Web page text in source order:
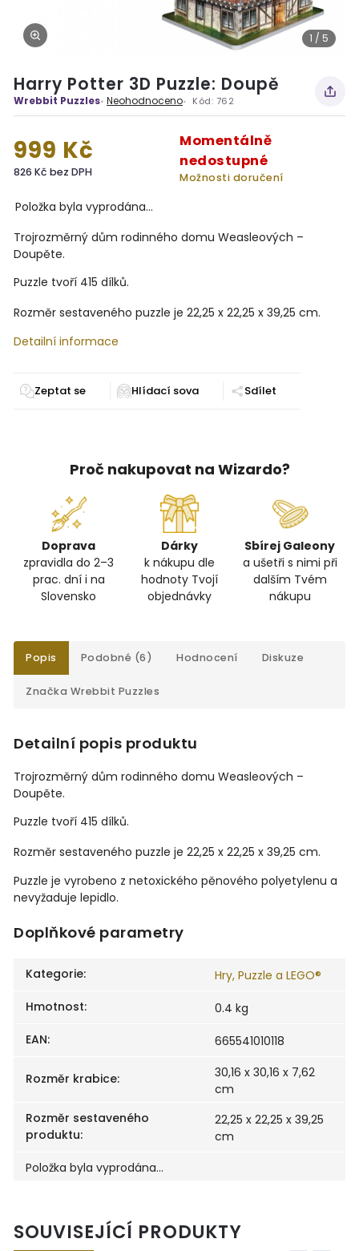
1 / 5
Harry Potter 3D Puzzle: Doupě
Wrebbit Puzzles Neohodnoceno Kód: 762
999 Kč
826 Kč bez DPH
Momentálně
nedostupné
Možnosti doručení
Položka byla vyprodána…
Trojrozměrný dům rodinného domu Weasleových –
Doupěte.
Puzzle tvoří 415 dílků.
Rozměr sestaveného puzzle je 22,25 x 22,25 x 39,25 cm.
Detailní informace
Zeptat se Sdílet
Proč nakupovat na Wizardo?
Doprava
zpravidla do 2–3
prac. dní i na
Slovensko
Dárky
k nákupu dle
hodnoty Tvojí
objednávky
Sbírej Galeony
a ušetři s nimi při
dalším Tvém
nákupu
Popis Podobné (6) Hodnocení Diskuze
Značka Wrebbit Puzzles
Detailní popis produktu
Trojrozměrný dům rodinného domu Weasleových –
Doupěte.
Puzzle tvoří 415 dílků.
Rozměr sestaveného puzzle je 22,25 x 22,25 x 39,25 cm.
Puzzle je vyrobeno z netoxického pěnového polyetylenu a
nevyžaduje lepidlo.
Doplňkové parametry
Kategorie:
Hry, Puzzle a LEGO®
Hmotnost:
0.4 kg
EAN: 665541010118
Rozměr krabice:
30,16 x 30,16 x 7,62
cm
Rozměr sestaveného
produktu:
22,25 x 22,25 x 39,25
cm
Položka byla vyprodána…
SOUVISEJÍCÍ PRODUKTY